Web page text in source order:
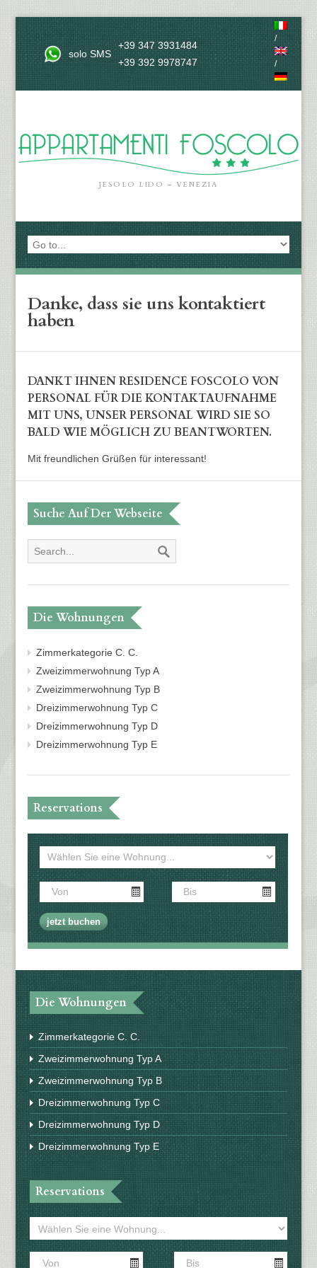
solo SMS
+39 347 3931484
+39 392 9978747
/
/
JESOLO LIDO – VENEZIA
Danke, dass sie uns kontaktiert
haben
DANKT IHNEN RESIDENCE FOSCOLO VON
PERSONAL FÜR DIE KONTAKTAUFNAHME
MIT UNS, UNSER PERSONAL WIRD SIE SO
BALD WIE MÖGLICH ZU BEANTWORTEN.
Mit freundlichen Grüßen für interessant!
Suche Auf Der Webseite
Die Wohnungen
Zimmerkategorie C. C.
Zweizimmerwohnung Typ A
Zweizimmerwohnung Typ B
Dreizimmerwohnung Typ C
Dreizimmerwohnung Typ D
Dreizimmerwohnung Typ E
Reservations
Die Wohnungen
Zimmerkategorie C. C.
Zweizimmerwohnung Typ A
Zweizimmerwohnung Typ B
Dreizimmerwohnung Typ C
Dreizimmerwohnung Typ D
Dreizimmerwohnung Typ E
Reservations